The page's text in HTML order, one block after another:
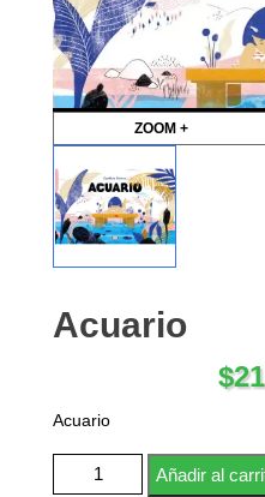
ZOOM +
Acuario
$
Acuario
Acuario cantidadAñadir al